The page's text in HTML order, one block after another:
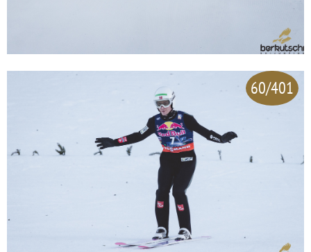
60/401